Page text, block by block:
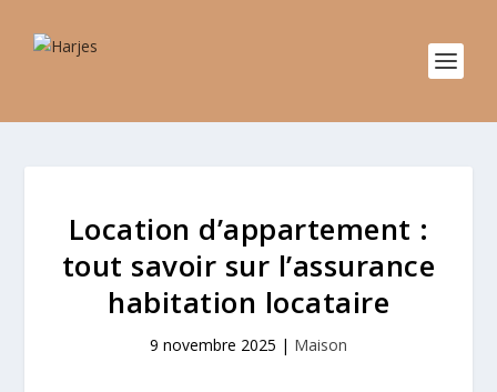
Location d’appartement :
tout savoir sur l’assurance
habitation locataire
9 novembre 2025 | Maison